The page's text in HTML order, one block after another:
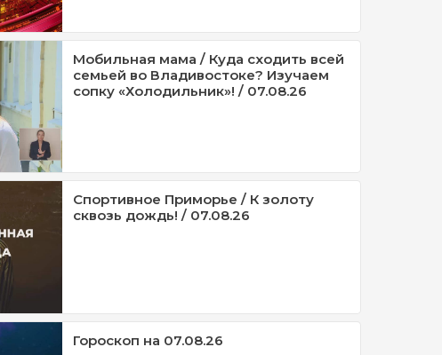
Мобильная мама / Куда сходить всей
семьей во Владивостоке? Изучаем
сопку «Холодильник»! / 07.08.26
Спортивное Приморье / К золоту
сквозь дождь! / 07.08.26
Гороскоп на 07.08.26